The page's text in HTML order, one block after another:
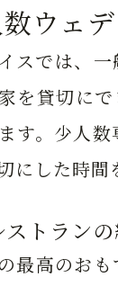
ウェ
スでは、
を貸切に
す。少人
にした時間
ストラン
最高のお